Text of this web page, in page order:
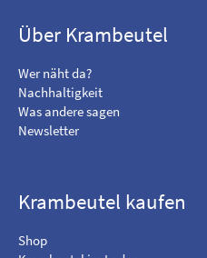
m
e
n
F
a
c
o
o
k
h
m
i
c
h
I
Über Krambeutel
Wer näht da?
Nachhaltigkeit
Was andere sagen
Newsletter
Krambeutel kaufen
Shop